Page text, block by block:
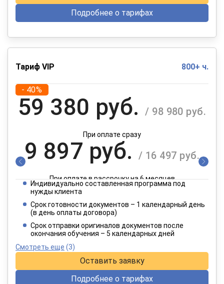
Подробнее о тарифах
Тариф VIP 800+ ч.
- 40%
59 380 руб. / 98 980 руб.
При оплате сразу
9 897 руб. / 16 497 руб.
При оплате в рассрочку на 6 месяцев
4 949 руб. / 8 249 руб.
При оплате в рассрочку на 12 месяцев
Индивидуально составленная программа под
нужды клиента
Срок готовности документов – 1 календарный день
(в день оплаты договора)
Срок отправки оригиналов документов после
окончания обучения – 5 календарных дней
Смотреть еще (3)
Оставить заявку
Подробнее о тарифах